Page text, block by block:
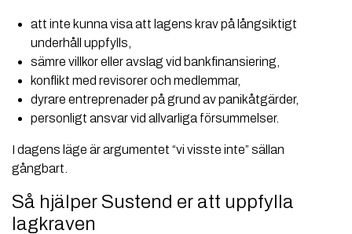
att inte kunna visa att lagens krav på långsiktigt
underhåll uppfylls,
sämre villkor eller avslag vid bankfinansiering,
konflikt med revisorer och medlemmar,
dyrare entreprenader på grund av panikåtgärder,
personligt ansvar vid allvarliga försummelser.
I dagens läge är argumentet “vi visste inte” sällan
gångbart.
Så hjälper Sustend er att uppfylla
lagkraven